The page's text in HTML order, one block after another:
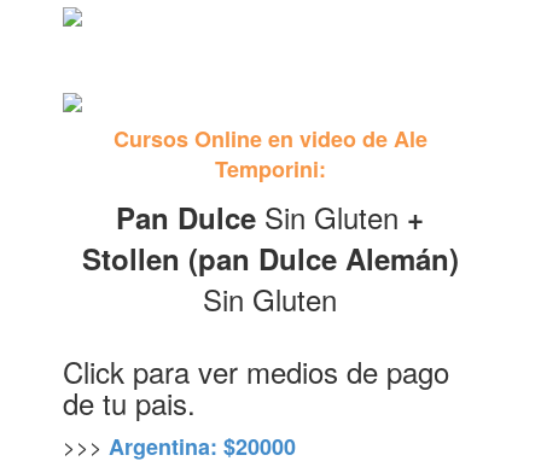
Cursos Online en video de Ale
Temporini:
Pan Dulce Sin Gluten +
Stollen (pan Dulce Alemán)
Sin Gluten
Click para ver medios de pago
de tu pais.
>>> Argentina: $20000